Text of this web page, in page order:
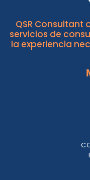
QSR
servicios de
la experiencia